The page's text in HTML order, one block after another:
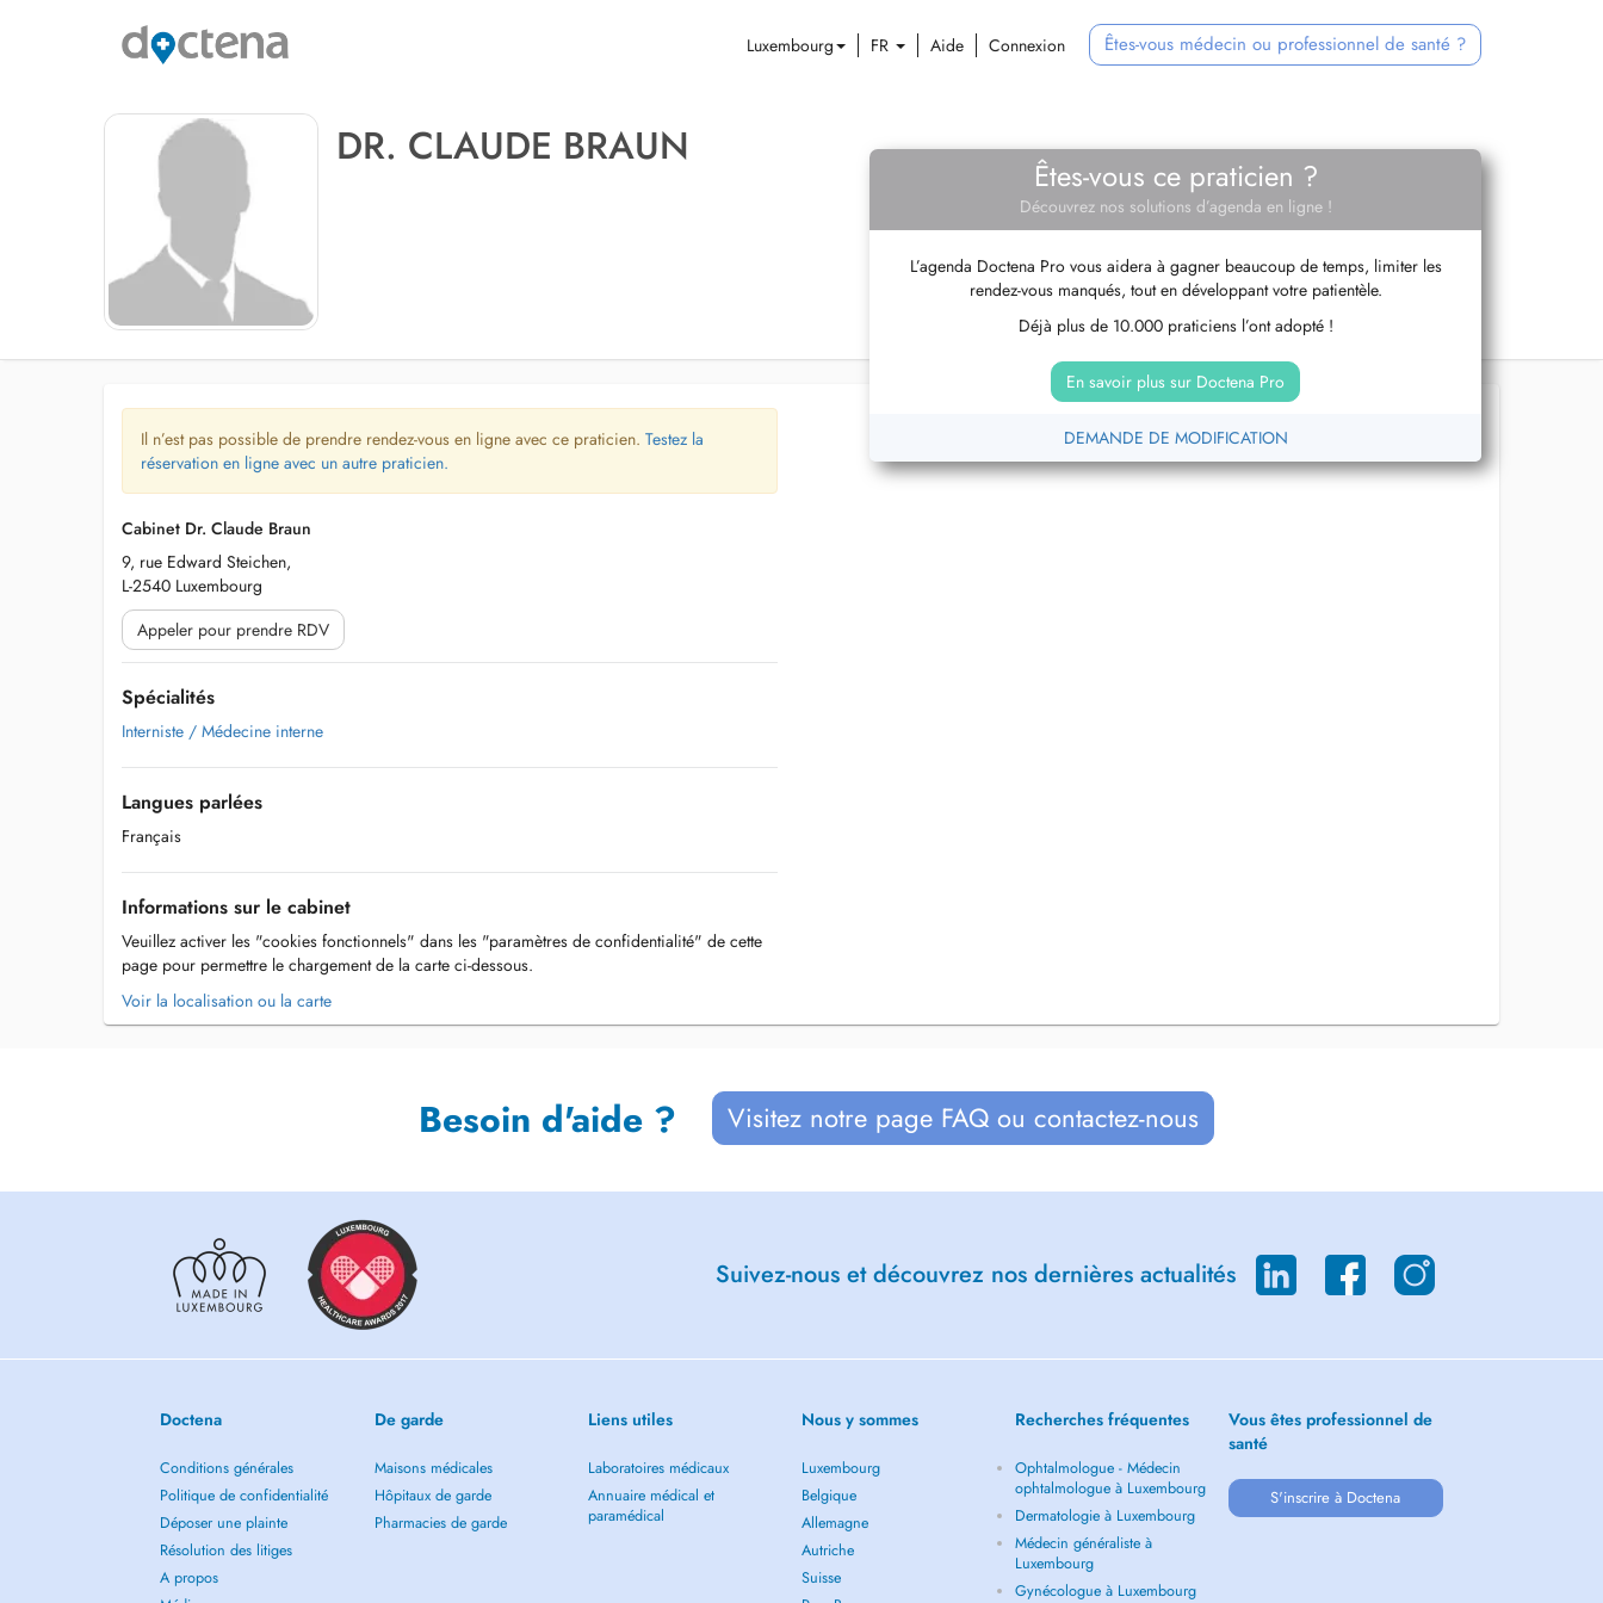
Luxembourg FR Aide Connexion Êtes-vous médecin ou professionnel de santé ?
DR. CLAUDE BRAUN
Êtes-vous ce praticien ?
Découvrez nos solutions d’agenda en ligne !
L’agenda Doctena Pro vous aidera à gagner beaucoup de temps, limiter les
rendez-vous manqués, tout en développant votre patientèle.
Déjà plus de 10.000 praticiens l’ont adopté !
En savoir plus sur Doctena Pro
DEMANDE DE MODIFICATION
Il n’est pas possible de prendre rendez-vous en ligne avec ce praticien. Testez la
réservation en ligne avec un autre praticien.
Cabinet Dr. Claude Braun
9, rue Edward Steichen,
L-2540 Luxembourg
Appeler pour prendre RDV
Spécialités
Interniste / Médecine interne
Langues parlées
Français
Informations sur le cabinet
Veuillez activer les "cookies fonctionnels" dans les "paramètres de confidentialité" de cette
page pour permettre le chargement de la carte ci-dessous.
Voir la localisation ou la carte
Besoin d'aide ? Visitez notre page FAQ ou contactez-nous
Suivez-nous et découvrez nos dernières actualités
Doctena
Conditions générales
Politique de confidentialité
Déposer une plainte
Résolution des litiges
A propos
De garde
Maisons médicales
Hôpitaux de garde
Pharmacies de garde
Liens utiles
Laboratoires médicaux
Annuaire médical et
paramédical
Nous y sommes
Luxembourg
Belgique
Allemagne
Autriche
Suisse
Recherches fréquentes
Ophtalmologue - Médecin
ophtalmologue à Luxembourg
Dermatologie à Luxembourg
Médecin généraliste à
Luxembourg
Gynécologue à Luxembourg
Vous êtes professionnel de
santé
S'inscrire à Doctena